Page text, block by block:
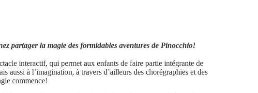
partager la magie des formidables aventures de Pinocchio!
interactif, qui permet aux enfants de faire partie intégrante de
aussi à l’imagination, à travers d’ailleurs des chorégraphies et des
commence!